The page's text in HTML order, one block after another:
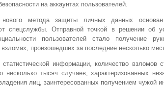
на аккаунтах пользователей.
нового метода защиты личных данных
спецслужбы. Отправной точкой в решении об
пользователей стало получение
произошедших за последние несколько
статистической информации, количество взломов
несколько тысяч случаев, характеризованных
лиц, заинтересованных получением чужой